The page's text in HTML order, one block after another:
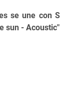
se une
sun - Acoustic"